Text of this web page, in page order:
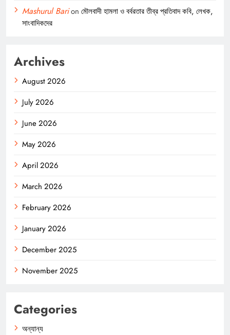
Mashurul Barion মৌলবাদী হামলা ও বর্বরতার তীব্র প্রতিবাদ কবি, লেখক,
সাংবাদিকদের
Archives
August 2026
July 2026
June 2026
May 2026
April 2026
March 2026
February 2026
January 2026
December 2025
November 2025
Categories
অন্যান্য